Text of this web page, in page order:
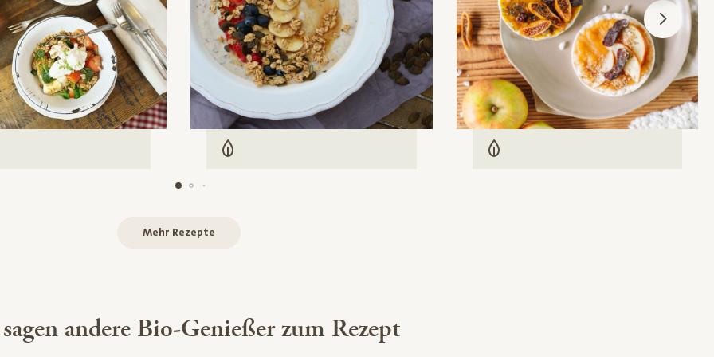
Vegetarisch Vegetarisch
Mehr Rezepte
andere Bio-Genießer zum Rezept